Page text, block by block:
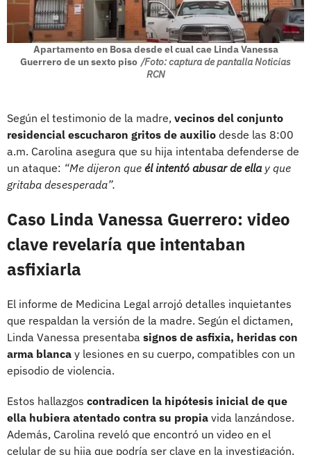
Apartamento en Bosa desde el cual cae Linda Vanessa
Guerrero de un sexto piso /Foto: captura de pantalla Noticias
RCN
Según el testimonio de la madre, vecinos del conjunto
residencial escucharon gritos de auxilio desde las 8:00
a.m. Carolina asegura que su hija intentaba defenderse de
un ataque: “Me dijeron que él intentó abusar de ellay que
gritaba desesperada”.
Caso Linda Vanessa Guerrero: video
clave revelaría que intentaban
asfixiarla
El informe de Medicina Legal arrojó detalles inquietantes
que respaldan la versión de la madre. Según el dictamen,
Linda Vanessa presentaba signos de asfixia, heridas con
arma blanca y lesiones en su cuerpo, compatibles con un
episodio de violencia.
Estos hallazgos contradicen la hipótesis inicial de que
ella hubiera atentado contra su propia vida lanzándose.
Además, Carolina reveló que encontró un video en el
celular de su hija que podría ser clave en la investigación.